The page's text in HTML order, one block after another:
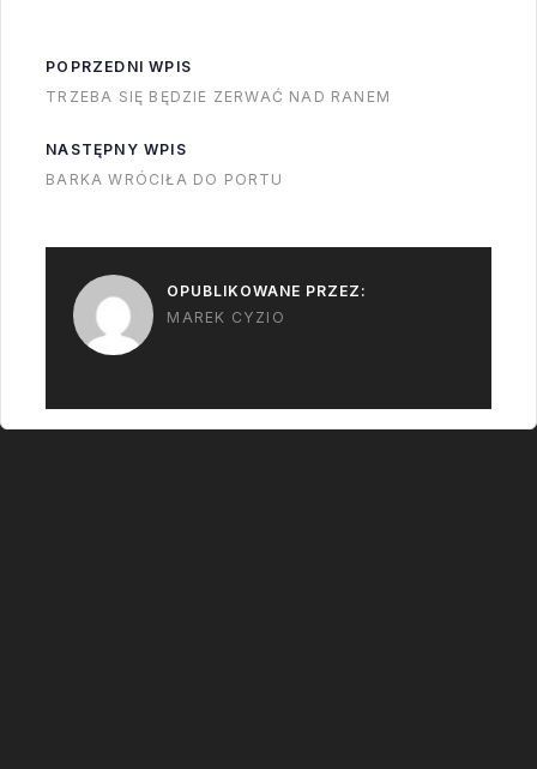
POPRZEDNI WPIS
TRZEBA SIĘ BĘDZIE ZERWAĆ NAD RANEM
NASTĘPNY WPIS
BARKA WRÓCIŁA DO PORTU
OPUBLIKOWANE PRZEZ:
MAREK CYZIO